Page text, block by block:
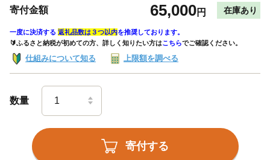
寄付金額 65,000円 在庫あり
一度に決済する 返礼品数は３つ以内を推奨しております。
🔰ふるさと納税が初めての方、詳しく知りたい方はこちらでご確認ください。
仕組みについて知る 上限額を調べる
数量
寄付する